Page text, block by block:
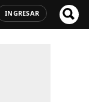
INGRESAR